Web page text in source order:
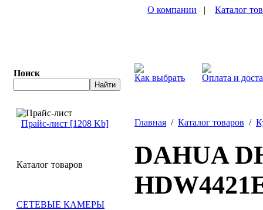
Поиск
О компании | Каталог
Как выбрать Оплата и
Прайс-лист [1208 Kb]
Каталог товаров
СЕТЕВЫЕ КАМЕРЫ
Главная / Каталог товаров /
DAHUA